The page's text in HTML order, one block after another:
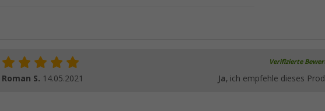
Verifizierte
Roman S. 14.05.2021 Ja, ich empfehle dieses